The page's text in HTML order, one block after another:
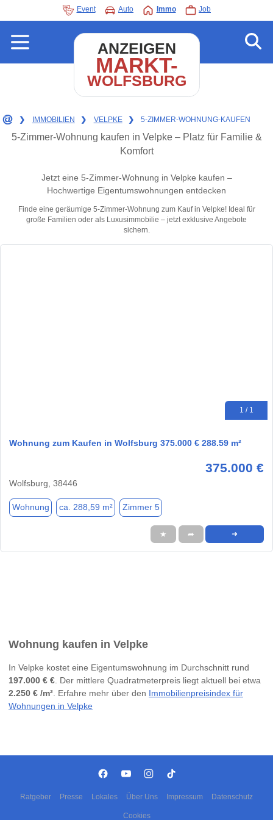
Event Auto Immo Job
ANZEIGEN
MARKT-
WOLFSBURG
❯ IMMOBILIEN ❯ VELPKE ❯ 5-ZIMMER-WOHNUNG-KAUFEN
5-Zimmer-Wohnung kaufen in Velpke – Platz für Familie &
Komfort
Jetzt eine 5-Zimmer-Wohnung in Velpke kaufen –
Hochwertige Eigentumswohnungen entdecken
Finde eine geräumige 5-Zimmer-Wohnung zum Kauf in Velpke! Ideal für
große Familien oder als Luxusimmobilie – jetzt exklusive Angebote
sichern.
1 / 1
Wohnung zum Kaufen in Wolfsburg 375.000 € 288.59 m²
375.000 €
Wolfsburg, 38446
Wohnung ca. 288,59 m² Zimmer 5
★ ➦ ➜
Wohnung kaufen in Velpke
In Velpke kostet eine Eigentumswohnung im Durchschnitt rund
197.000 € € . Der mittlere Quadratmeterpreis liegt aktuell bei etwa
2.250 € /m² . Erfahre mehr über den Immobilienpreisindex für
Wohnungen in Velpke
Ratgeber Presse Lokales Über Uns Impressum Datenschutz
Cookies